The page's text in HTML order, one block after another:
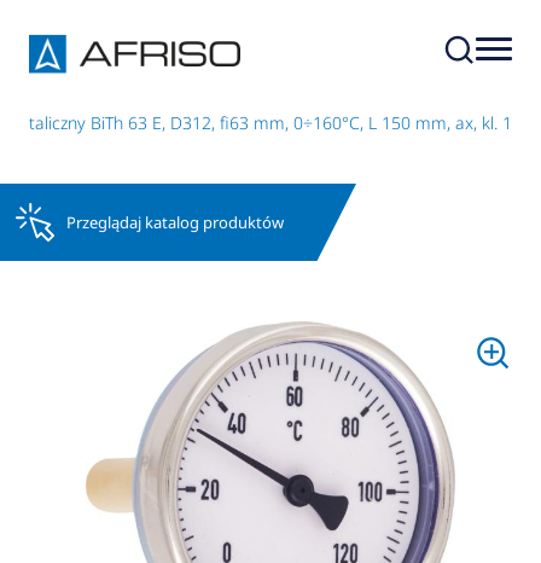
BiTh 63 E, D312, fi63 mm, 0÷160°C, L 150 mm, ax, kl. 1
Przeglądaj katalog produktów